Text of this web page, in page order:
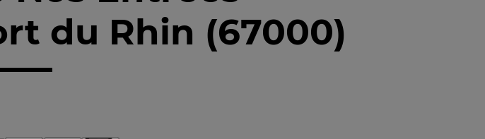
du Rhin (67000)